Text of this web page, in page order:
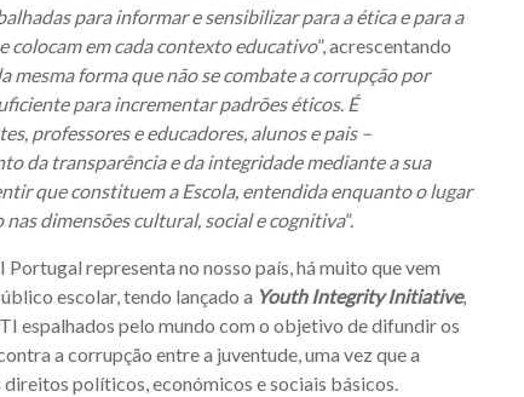
para informar e sensibilizar para a ética e para a
colocam em cada contexto educativo”, acrescentando
mesma forma que não se combate a corrupção por
para incrementar padrões éticos. É
professores e educadores, alunos e pais –
da transparência e da integridade mediante a sua
que constituem a Escola, entendida enquanto o lugar
dimensões cultural, social e cognitiva”.
representa no nosso país, há muito que vem
escolar, tendo lançado a Youth Integrity Initiative,
espalhados pelo mundo com o objetivo de difundir os
a corrupção entre a juventude, uma vez que a
políticos, económicos e sociais básicos.